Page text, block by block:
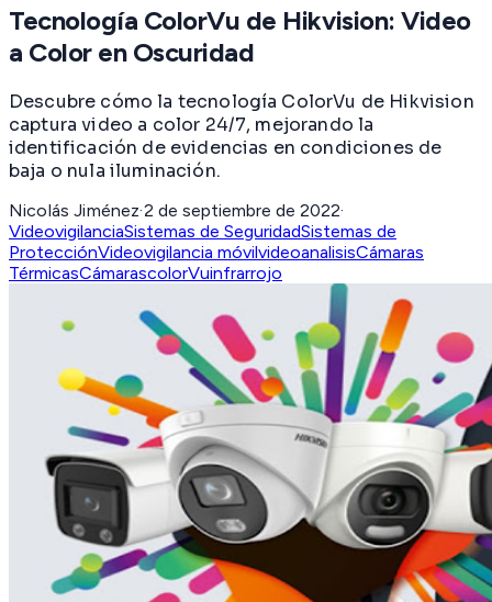
Tecnología ColorVu de Hikvision: Video
a Color en Oscuridad
Descubre cómo la tecnología ColorVu de Hikvision
captura video a color 24/7, mejorando la
identificación de evidencias en condiciones de
baja o nula iluminación.
Nicolás Jiménez·2 de septiembre de 2022·
VideovigilanciaSistemas de SeguridadSistemas de
ProtecciónVideovigilancia móvilvideoanalisisCámaras
TérmicasCámarascolorVuinfrarrojo